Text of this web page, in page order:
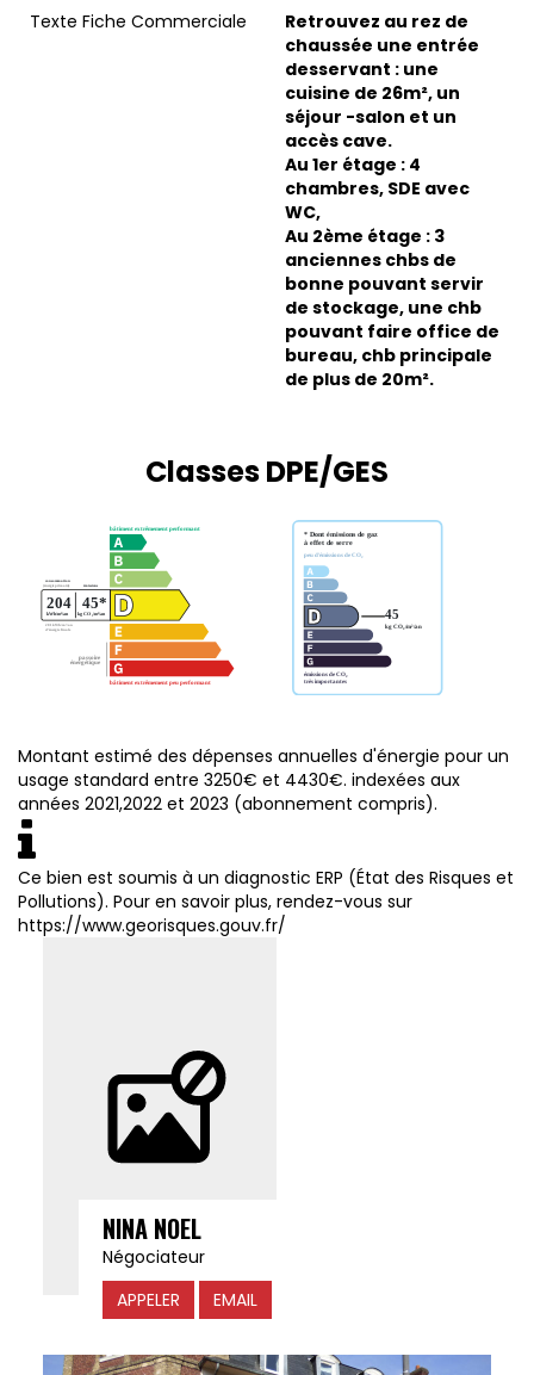
Texte Fiche Commerciale
Retrouvez au rez de
chaussée une entrée
desservant : une
cuisine de 26m², un
séjour -salon et un
accès cave.
Au 1er étage : 4
chambres, SDE avec
WC,
Au 2ème étage : 3
anciennes chbs de
bonne pouvant servir
de stockage, une chb
pouvant faire office de
bureau, chb principale
de plus de 20m².
Classes DPE/GES
Montant estimé des dépenses annuelles d'énergie pour un
usage standard entre 3250€ et 4430€. indexées aux
années 2021,2022 et 2023 (abonnement compris).
Ce bien est soumis à un diagnostic ERP (État des Risques et
Pollutions). Pour en savoir plus, rendez-vous sur
https://www.georisques.gouv.fr/
NINA NOEL
Négociateur
APPELER
EMAIL